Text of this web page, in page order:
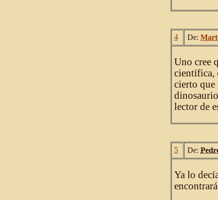
4 De:
Uno cree
científica,
cierto que
lector de
5 De:
Ya lo